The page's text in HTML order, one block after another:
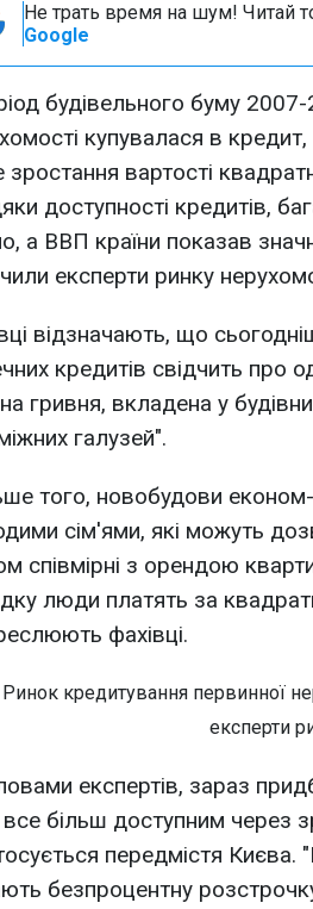
Не трать время на шум! Читай
Google
будівельного буму
купувалася в
зростання вартості
доступності кредитів,
а ВВП країни показав
експерти ринку
відзначають, що
кредитів свідчить про
гривня, вкладена у
галузей".
того, новобудови
сім'ями, які можуть
співмірні з орендою
люди платять за
фахівці.
експертів, зараз
все більш доступним через
передмістя Києва.
безпроцентну